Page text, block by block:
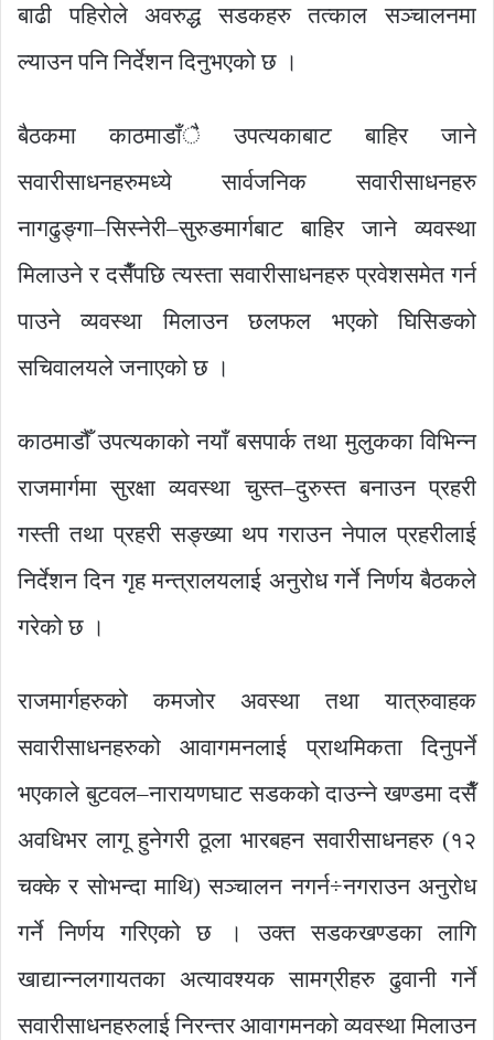
बाढी पहिरोले अवरुद्ध सडकहरु तत्काल सञ्चालनमा
ल्याउन पनि निर्देशन दिनुभएको छ ।
बैठकमा काठमाडाँै उपत्यकाबाट बाहिर जाने
सवारीसाधनहरुमध्ये सार्वजनिक सवारीसाधनहरु
नागढुङ्गा–सिस्नेरी–सुरुङमार्गबाट बाहिर जाने व्यवस्था
मिलाउने र दसैँपछि त्यस्ता सवारीसाधनहरु प्रवेशसमेत गर्न
पाउने व्यवस्था मिलाउन छलफल भएको घिसिङको
सचिवालयले जनाएको छ ।
काठमाडौँ उपत्यकाको नयाँ बसपार्क तथा मुलुकका विभिन्न
राजमार्गमा सुरक्षा व्यवस्था चुस्त–दुरुस्त बनाउन प्रहरी
गस्ती तथा प्रहरी सङ्ख्या थप गराउन नेपाल प्रहरीलाई
निर्देशन दिन गृह मन्त्रालयलाई अनुरोध गर्ने निर्णय बैठकले
गरेको छ ।
राजमार्गहरुको कमजोर अवस्था तथा यात्रुवाहक
सवारीसाधनहरुको आवागमनलाई प्राथमिकता दिनुपर्ने
भएकाले बुटवल–नारायणघाट सडकको दाउन्ने खण्डमा दसैँ
अवधिभर लागू हुनेगरी ठूला भारबहन सवारीसाधनहरु (१२
चक्के र सोभन्दा माथि) सञ्चालन नगर्न÷नगराउन अनुरोध
गर्ने निर्णय गरिएको छ । उक्त सडकखण्डका लागि
खाद्यान्नलगायतका अत्यावश्यक सामग्रीहरु ढुवानी गर्ने
सवारीसाधनहरुलाई निरन्तर आवागमनको व्यवस्था मिलाउन